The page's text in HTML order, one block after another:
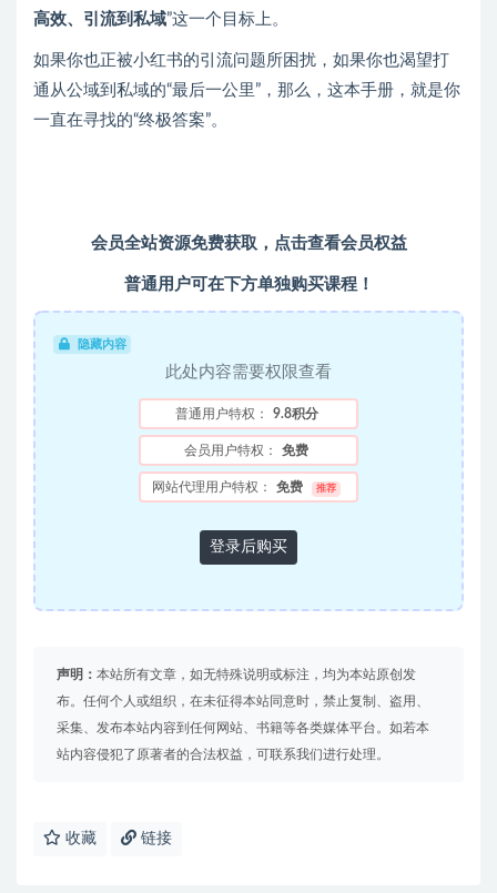
高效、引流到私域”这一个目标上。
如果你也正被小红书的引流问题所困扰，如果你也渴望打
通从公域到私域的“最后一公里”，那么，这本手册，就是你
一直在寻找的“终极答案”。
会员全站资源免费获取，点击查看会员权益
普通用户可在下方单独购买课程！
隐藏内容
此处内容需要权限查看
普通用户特权： 9.8积分
会员用户特权： 免费
网站代理用户特权： 免费 推荐
登录后购买
声明： 本站所有文章，如无特殊说明或标注，均为本站原创发
布。任何个人或组织，在未征得本站同意时，禁止复制、盗用、
采集、发布本站内容到任何网站、书籍等各类媒体平台。如若本
站内容侵犯了原著者的合法权益，可联系我们进行处理。
收藏 链接